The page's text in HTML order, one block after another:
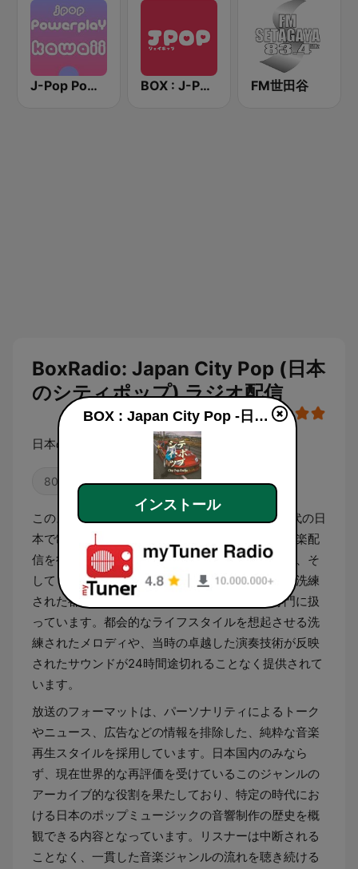
J-Pop Powerplay Kawaii BOX : J-POP Radio - ジェイポップ 無線 FM世田谷
BoxRadio: Japan City Pop (日本
のシティポップ) ラジオ配信
日本のシティポップ
80年代 オールディーズ J-POP
このステーションは、1970年代後半から1980年代の日
本で制作された「シティ・ポップ」に特化した音楽配
信を行っています。ジャズ、ファンク、ディスコ、そ
してソウルといった西洋の音楽的要素が、日本の洗練
された都市文化と融合して生まれた楽曲群を専門に扱
っています。都会的なライフスタイルを想起させる洗
練されたメロディや、当時の卓越した演奏技術が反映
されたサウンドが24時間途切れることなく提供されて
います。
放送のフォーマットは、パーソナリティによるトーク
やニュース、広告などの情報を排除した、純粋な音楽
再生スタイルを採用しています。日本国内のみなら
ず、現在世界的な再評価を受けているこのジャンルの
アーカイブ的な役割を果たしており、特定の時代にお
ける日本のポップミュージックの音響制作の歴史を概
観できる内容となっています。リスナーは中断される
ことなく、一貫した音楽ジャンルの流れを聴き続ける
BOX : Japan City Pop -日本のシティポップ
インストール